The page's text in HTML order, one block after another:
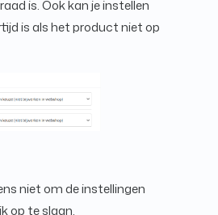
is. Ook kan je instellen
is als het product niet op
niet om de instellingen
op te slaan.